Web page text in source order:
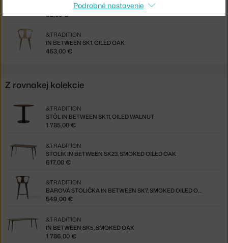
SADA VEŠIAKOV THE DOTS, BLACK
92,00 €
IN BETWEEN SK1, OILED OAK
&TRADITION
453,00 €
Z rovnakej kolekcie
STÔL IN BETWEEN SK11, OILED WALNUT
&TRADITION
1 785,00 €
STOLÍK IN BETWEEN SK23, SMOKED OILED OAK
&TRADITION
617,00 €
BAROVÁ STOLIČKA IN BETWEEN SK7, SMOKED OILED OAK
&TRADITION
549,00 €
IN BETWEEN SK5, SMOKED OAK
&TRADITION
1 786,00 €
Podrobné nastavenie